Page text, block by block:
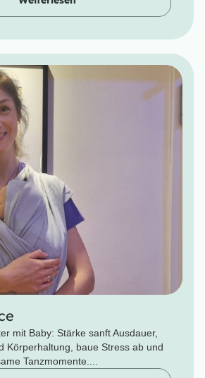
mit Baby: Stärke sanft Ausdauer,
Körperhaltung, baue Stress ab und
Tanzmomente....